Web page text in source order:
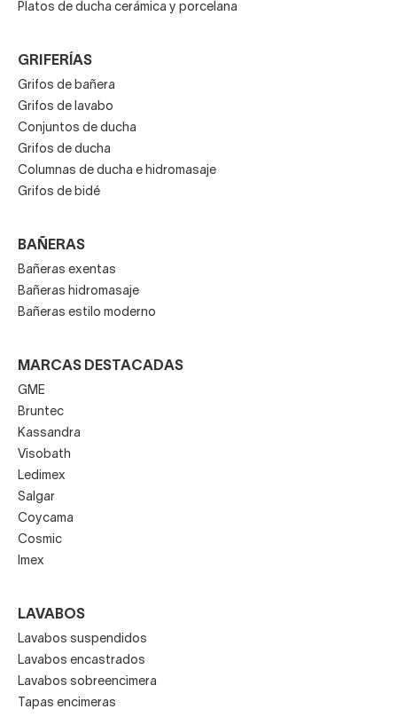
Platos de ducha cerámica y porcelana
GRIFERÍAS
Grifos de bañera
Grifos de lavabo
Conjuntos de ducha
Grifos de ducha
Columnas de ducha e hidromasaje
Grifos de bidé
BAÑERAS
Bañeras exentas
Bañeras hidromasaje
Bañeras estilo moderno
MARCAS DESTACADAS
GME
Bruntec
Kassandra
Visobath
Ledimex
Salgar
Coycama
Cosmic
Imex
LAVABOS
Lavabos suspendidos
Lavabos encastrados
Lavabos sobreencimera
Tapas encimeras